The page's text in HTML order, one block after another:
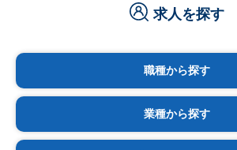
求人を探す
職種から探す
業種から探す